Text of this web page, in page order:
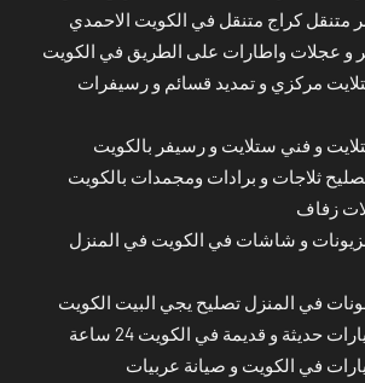
متنقل كراج متنقل في الكويت الاحمدي
و عجلات واطارات على الطريق في الكويت
مركزي و تمديد قسائم و رسيفرات
و فني ستلايت و رسيفر بالكويت
ثلاجات و برادات ومجمدات بالكويت
زفاف
و شاشات في الكويت في المنزل
في المنزل تصليح يجي البيت الكويت
حديثة و قديمة في الكويت 24 ساعة
في الكويت و صيانة عربيات